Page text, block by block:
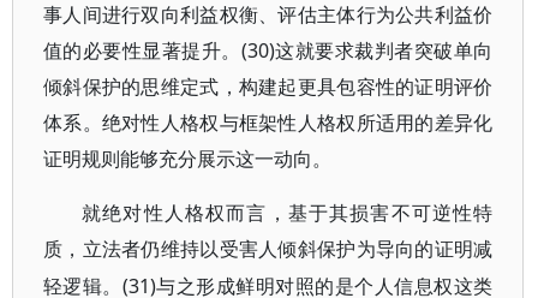
事人间进行双向利益权衡、评估主体行为公共利益价
值的必要性显著提升。(30)这就要求裁判者突破单向
倾斜保护的思维定式，构建起更具包容性的证明评价
体系。绝对性人格权与框架性人格权所适用的差异化
证明规则能够充分展示这一动向。
就绝对性人格权而言，基于其损害不可逆性特
质，立法者仍维持以受害人倾斜保护为导向的证明减
轻逻辑。 (31)与之形成鲜明对照的是个人信息权这类